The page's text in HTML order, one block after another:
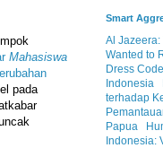
Mahasiswa
pada
Smart
Al Jazeera:
Wanted to
Dress
Indonesia
terhadap
Papua
Indonesia: